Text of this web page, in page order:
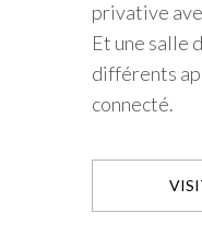
privative
Et une salle
différents
connecté.